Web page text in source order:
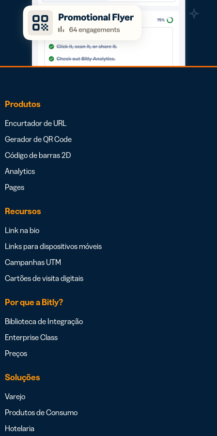
Produtos
Encurtador de URL
Gerador de QR Code
Código de barras 2D
Analytics
Pages
Recursos
Link na bio
Links para dispositivos móveis
Campanhas UTM
Cartões de visita digitais
Por que a Bitly?
Biblioteca de Integração
Enterprise Class
Preços
Soluções
Varejo
Produtos de Consumo
Hotelaria